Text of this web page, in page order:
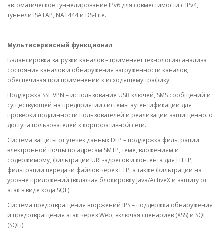
автоматическое туннелирование IPv6 для совместимости с IPv4,
туннели ISATAP, NAT444 и DS-Lite.
Мультисервисный функционал
Балансировка загрузки каналов – применяет технологию анализа
состояния каналов и обнаружения загруженности каналов,
обеспечивая при применении к исходящему трафику
Поддержка SSL VPN – использование USB ключей, SMS сообщений и
существующей на предприятии системы аутентификации для
проверки подлинности пользователей и реализации защищенного
доступа пользователей к корпоративной сети.
Система защиты от утечек данных DLP – поддержка фильтрации
электронной почты по адресам SMTP, теме, вложениям и
содержимому, фильтрации URL-адресов и контента для HTTP,
фильтрации передачи файлов через FTP, а также фильтрации на
уровне приложений (включая блокировку Java/ActiveX и защиту от
атак в виде кода SQL).
Система предотвращения вторжений IPS – поддержка обнаружения
и предотвращения атак через Web, включая сценариев (XSS) и SQL
(SQLi).